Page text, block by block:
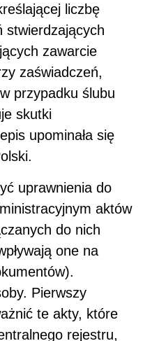
liczbę
stwierdzających
zawarcie
zaświadczeń,
przypadku ślubu
skutki
upominała się
uprawnienia do
aktów
do nich
one na
Pierwszy
te akty, które
rejestru,